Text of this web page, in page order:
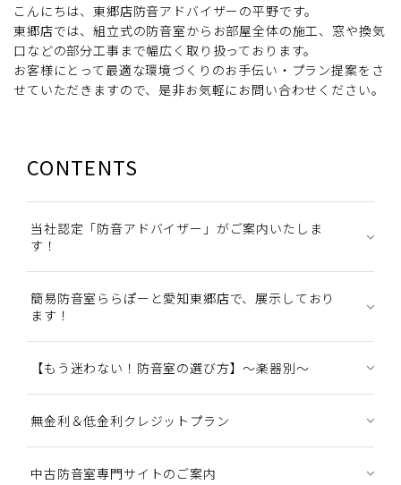
こんにちは、東郷店防音アドバイザーの平野です。
東郷店では、組立式の防音室からお部屋全体の施工、窓や換気
口などの部分工事まで幅広く取り扱っております。
お客様にとって最適な環境づくりのお手伝い・プラン提案をさ
せていただきますので、是非お気軽にお問い合わせください。
CONTENTS
当社認定「防音アドバイザー」がご案内いたしま
す！
簡易防音室ららぽーと愛知東郷店で、展示しており
ます！
【もう迷わない！防音室の選び方】～楽器別～
無金利＆低金利クレジットプラン
中古防音室専門サイトのご案内